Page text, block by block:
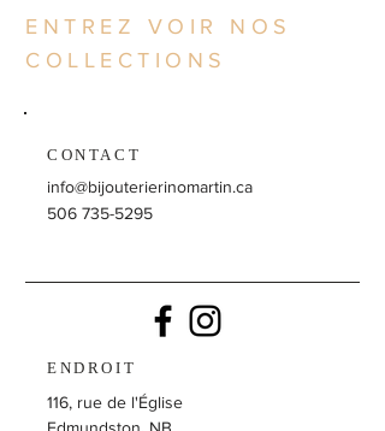
ENTREZ VOIR NOS
COLLECTIONS
CONTACT
info@bijouterierinomartin.ca
506 735-5295
ENDROIT
116, rue de l'Église